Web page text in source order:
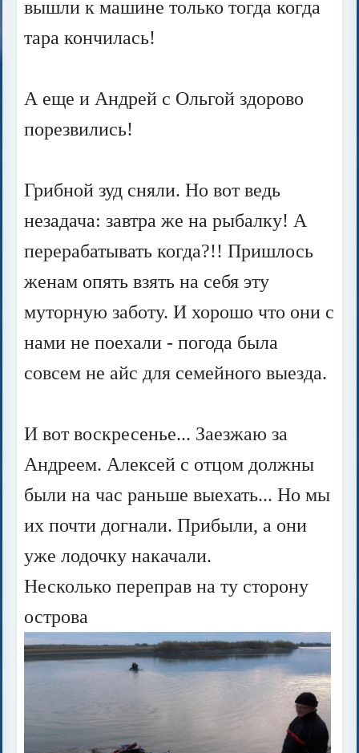
вышли к машине только тогда когда
тара кончилась!
А еще и Андрей с Ольгой здорово
порезвились!
Грибной зуд сняли. Но вот ведь
незадача: завтра же на рыбалку! А
перерабатывать когда?!! Пришлось
женам опять взять на себя эту
муторную заботу. И хорошо что они с
нами не поехали - погода была
совсем не айс для семейного выезда.
И вот воскресенье... Заезжаю за
Андреем. Алексей с отцом должны
были на час раньше выехать... Но мы
их почти догнали. Прибыли, а они
уже лодочку накачали.
Несколько переправ на ту сторону
острова